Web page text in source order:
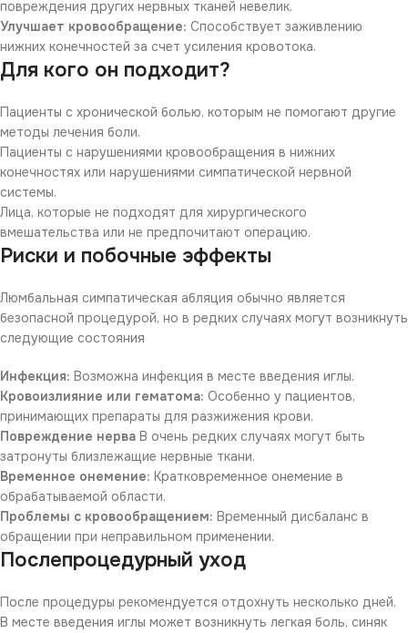
повреждения других нервных тканей невелик.
Улучшает кровообращение: Способствует заживлению
нижних конечностей за счет усиления кровотока.
Для кого он подходит?
Пациенты с хронической болью, которым не помогают другие
методы лечения боли.
Пациенты с нарушениями кровообращения в нижних
конечностях или нарушениями симпатической нервной
системы.
Лица, которые не подходят для хирургического
вмешательства или не предпочитают операцию.
Риски и побочные эффекты
Люмбальная симпатическая абляция обычно является
безопасной процедурой, но в редких случаях могут возникнуть
следующие состояния
Инфекция: Возможна инфекция в месте введения иглы.
Кровоизлияние или гематома: Особенно у пациентов,
принимающих препараты для разжижения крови.
Повреждение нерва В очень редких случаях могут быть
затронуты близлежащие нервные ткани.
Временное онемение: Кратковременное онемение в
обрабатываемой области.
Проблемы с кровообращением: Временный дисбаланс в
обращении при неправильном применении.
Послепроцедурный уход
После процедуры рекомендуется отдохнуть несколько дней.
В месте введения иглы может возникнуть легкая боль, синяк